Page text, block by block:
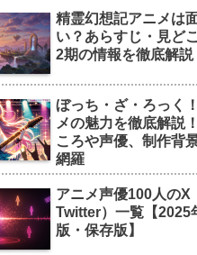
精霊幻想記アニメは
い？あらすじ・見ど
2期の情報を徹底解説
ぼっち・ざ・ろっく
メの魅力を徹底解説
ころや声優、制作背
網羅
アニメ声優100人のX
Twitter）一覧【2025
版・保存版】